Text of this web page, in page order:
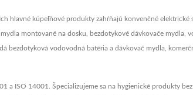
hlavné kúpeľňové produkty zahŕňajú konvenčné elektrické
montované na dosku, bezdotykové dávkovače mydla,
bezdotyková vodovodná batéria a dávkovač mydla,
a ISO 14001. Špecializujeme sa na hygienické produkty